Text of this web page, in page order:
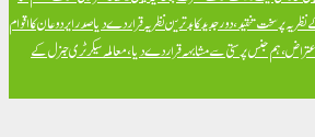
سخت تنقید، دور جدید کا بدترین نظریہ قرار دے دیاصدر ایردوعان کا اقوام
ہم جنس پرستی سے مشابہہ قرار دے دیا، معاملہ سیکرٹری جنرل کے